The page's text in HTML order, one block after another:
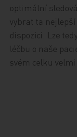
optimální
vybrat ta
dispozici. Lze
léčbu o naše
svém celku velmi